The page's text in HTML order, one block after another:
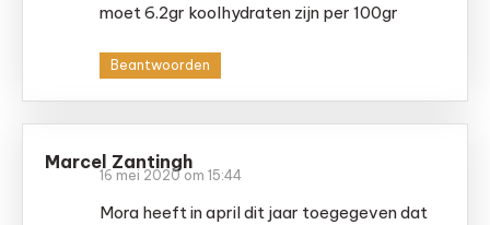
moet 6.2gr koolhydraten zijn per 100gr
Beantwoorden
Marcel Zantingh
16 mei 2020 om 15:44
Mora heeft in april dit jaar toegegeven dat